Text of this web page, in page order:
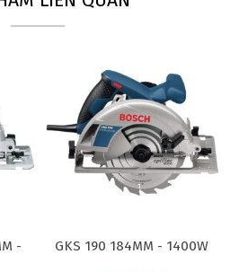
-
GKS 190 184MM - 1400W